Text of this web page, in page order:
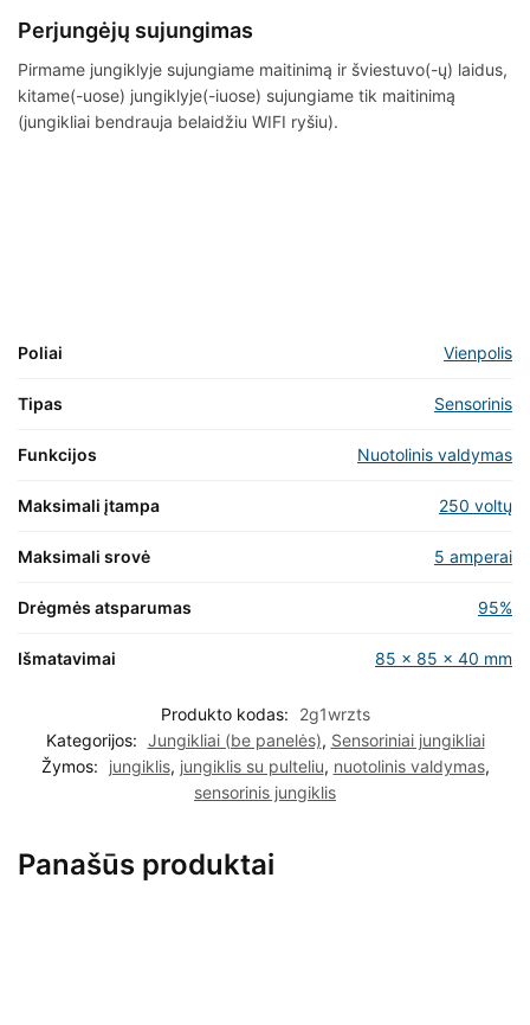
Perjungėjų sujungimas
Pirmame jungiklyje sujungiame maitinimą ir šviestuvo(-ų) laidus,
kitame(-uose) jungiklyje(-iuose) sujungiame tik maitinimą
(jungikliai bendrauja belaidžiu WIFI ryšiu).
Poliai Vienpolis
Tipas Sensorinis
Funkcijos Nuotolinis valdymas
Maksimali įtampa 250 voltų
Maksimali srovė 5 amperai
Drėgmės atsparumas 95%
Išmatavimai 85 x 85 x 40 mm
Produkto kodas:
2g1wrzts
Kategorijos: Jungikliai (be panelės), Sensoriniai jungikliai
Žymos:
jungiklis, jungiklis su pulteliu, nuotolinis valdymas,
sensorinis jungiklis
Panašūs produktai